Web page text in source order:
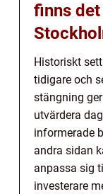
finns det
Historiskt
tidigare och
stängning
utvärdera
informerade
andra sidan
anpassa sig
investerare